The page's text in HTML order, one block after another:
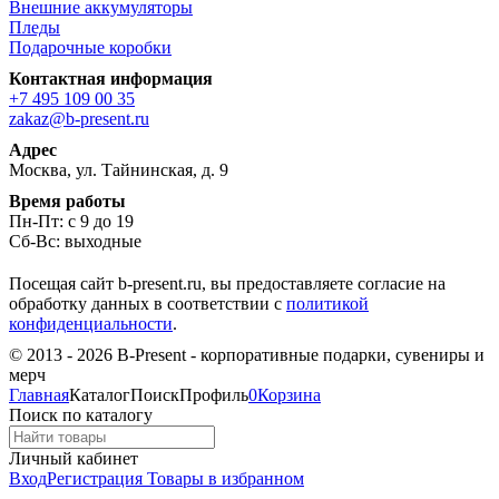
Внешние аккумуляторы
Пледы
Подарочные коробки
Контактная информация
+7 495 109 00 35
zakaz@b-present.ru
Адрес
Москва, ул. Тайнинская, д. 9
Время работы
Пн-Пт: с 9 до 19
Сб-Вс: выходные
Посещая сайт b-present.ru, вы предоставляете согласие на
обработку данных в соответствии с политикой
конфиденциальности.
© 2013 - 2026 B-Present - корпоративные подарки, сувениры и
мерч
ГлавнаяКаталогПоискПрофиль0Корзина
Поиск по каталогу
Личный кабинет
ВходРегистрация Товары в избранном